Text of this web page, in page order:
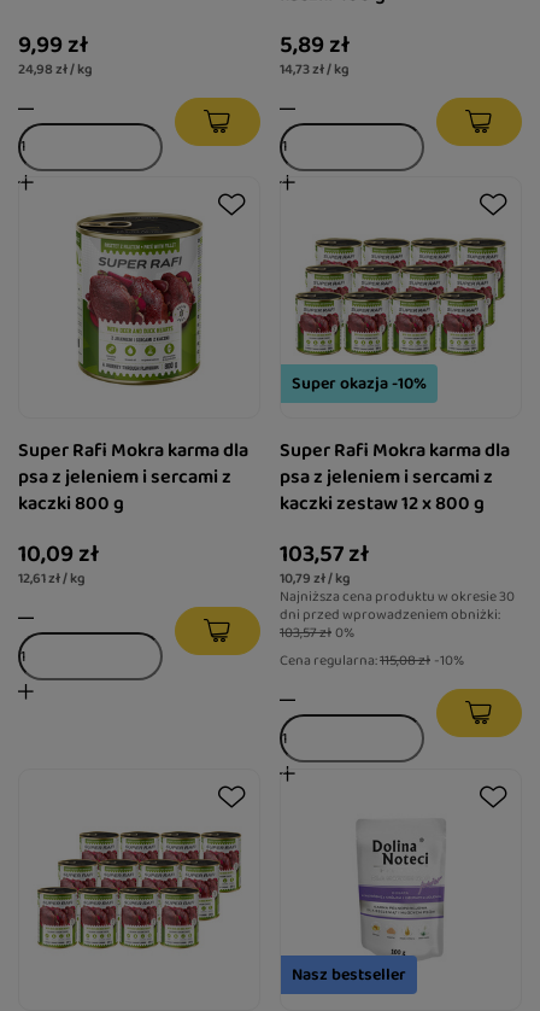
9,99 zł
24,98 zł / kg
5,89 zł
14,73 zł / kg
Super Rafi Mokra karma dla
psa z jeleniem i sercami z
kaczki 800 g
10,09 zł
12,61 zł / kg
Super okazja -10%
Super Rafi Mokra karma dla
psa z jeleniem i sercami z
kaczki zestaw 12 x 800 g
103,57 zł
10,79 zł / kg
Najniższa cena produktu w okresie 30
dni przed wprowadzeniem obniżki:
103,57 zł0%
Cena regularna:115,08 zł -10%
Nasz bestseller